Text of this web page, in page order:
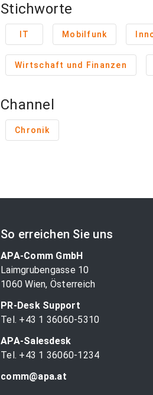
Stichworte
IT Mobilfunk
Wirtschaft und Finanzen
Channel
Chronik
So erreichen Sie uns
APA-Comm GmbH
Laimgrubengasse 10
1060 Wien, Österreich
PR-Desk Support
Tel. +43 1 36060-5310
APA-Salesdesk
Tel. +43 1 36060-1234
comm@apa.at